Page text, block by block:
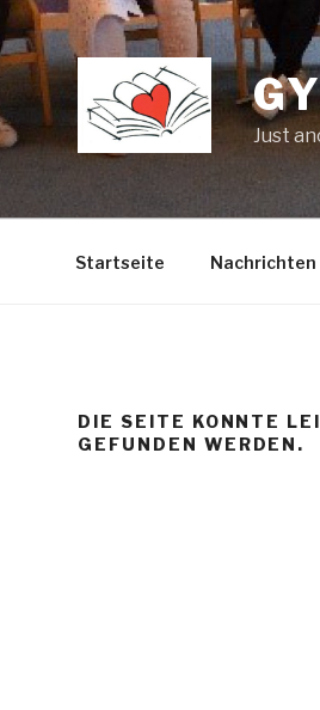
Just
Startseite Nachrichten
DIE SEITE KONNTE
GEFUNDEN WERDEN.